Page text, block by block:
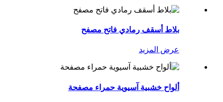
بلاط أسقف رمادي فاتح مصفح
عرض المزيد
ألواح خشبية آسيوية حمراء مصفحة